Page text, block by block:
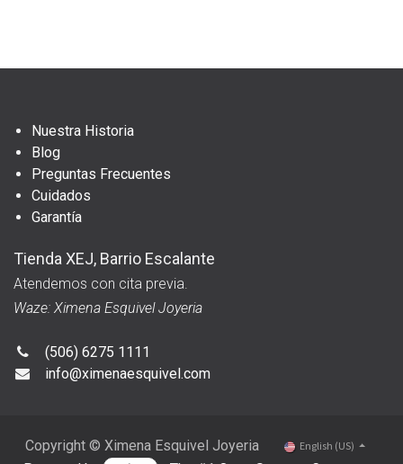
Nuestra Historia
Blog
Preguntas Frecuentes
Cuidados
Garantía
Tienda XEJ, Barrio Escalante
Atendemos con cita previa.
Waze: Ximena Esquivel Joyeria
(506) 6275 1111
info@ximenaesquivel.com
Copyright © Ximena Esquivel Joyeria English (US)